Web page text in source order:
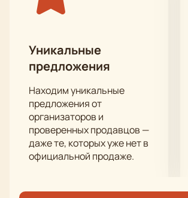
Не упустите возможность насладиться
Малом театре Когалыма.
Уникальные
предложения
Находим уникальные
предложения от
организаторов и
проверенных продавцов —
даже те, которых уже нет в
официальной продаже.